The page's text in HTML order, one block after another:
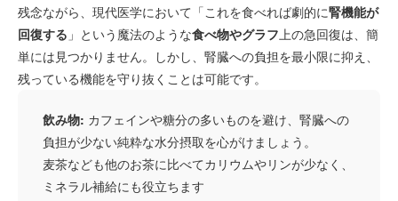
残念ながら、現代医学において「これを食べれば劇的に腎機能が
回復する 」という魔法のような食べ物やグラフ上の急回復は、簡
単には見つかりません。しかし、腎臓への負担を最小限に抑え、
残っている機能を守り抜くことは可能です。
飲み物: カフェインや糖分の多いものを避け、腎臓への
負担が少ない純粋な水分摂取を心がけましょう。
麦茶なども他のお茶に比べてカリウムやリンが少なく、
ミネラル補給にも役立ちます